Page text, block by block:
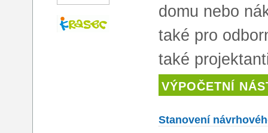
domu nebo
také pro
také
VÝPOČETNÍ
Stanovení